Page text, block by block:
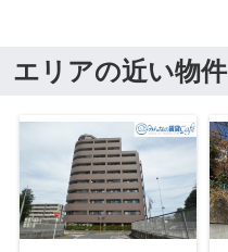
エリアの近い物件